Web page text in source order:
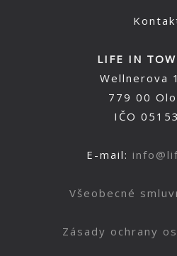
LIFE IN
Wellnerova
779 00
IČO
E-mail:
Všeobecné
Zásady ochrany